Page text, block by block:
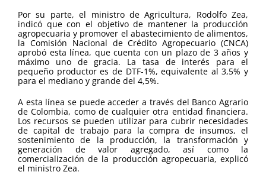
Por su parte, el ministro de Agricultura, Rodolfo Zea,
indicó que con el objetivo de mantener la producción
agropecuaria y promover el abastecimiento de alimentos,
la Comisión Nacional de Crédito Agropecuario (CNCA)
aprobó esta línea, que cuenta con un plazo de 3 años y
máximo uno de gracia. La tasa de interés para el
pequeño productor es de DTF-1%, equivalente al 3,5% y
para el mediano y grande del 4,5%.
A esta línea se puede acceder a través del Banco Agrario
de Colombia, como de cualquier otra entidad financiera.
Los recursos se pueden utilizar para cubrir necesidades
de capital de trabajo para la compra de insumos, el
sostenimiento de la producción, la transformación y
generación de valor agregado, así como la
comercialización de la producción agropecuaria, explicó
el ministro Zea.